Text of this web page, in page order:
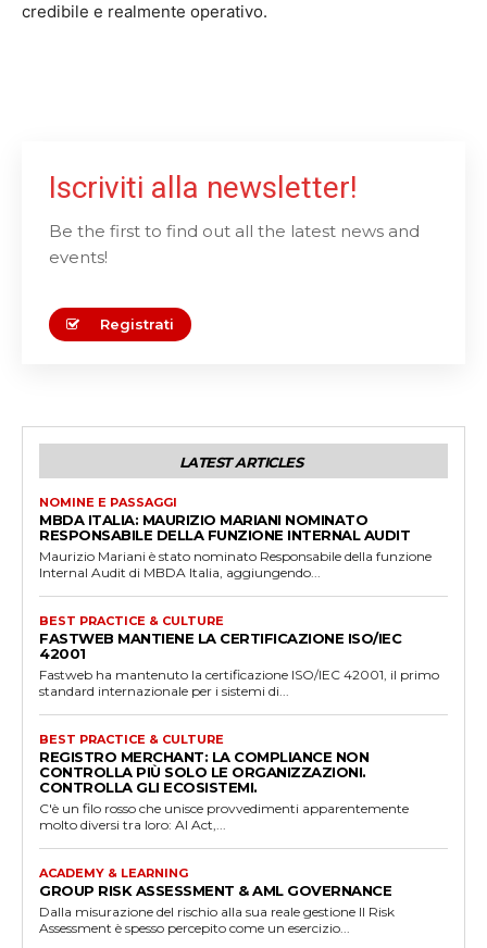
credibile e realmente operativo.
Iscriviti alla newsletter!
Be the first to find out all the latest news and
events!
Registrati
LATEST ARTICLES
NOMINE E PASSAGGI
MBDA ITALIA: MAURIZIO MARIANI NOMINATO
RESPONSABILE DELLA FUNZIONE INTERNAL AUDIT
Maurizio Mariani è stato nominato Responsabile della funzione
Internal Audit di MBDA Italia, aggiungendo...
BEST PRACTICE & CULTURE
FASTWEB MANTIENE LA CERTIFICAZIONE ISO/IEC
42001
Fastweb ha mantenuto la certificazione ISO/IEC 42001, il primo
standard internazionale per i sistemi di...
BEST PRACTICE & CULTURE
REGISTRO MERCHANT: LA COMPLIANCE NON
CONTROLLA PIÙ SOLO LE ORGANIZZAZIONI.
CONTROLLA GLI ECOSISTEMI.
C'è un filo rosso che unisce provvedimenti apparentemente
molto diversi tra loro: AI Act,...
ACADEMY & LEARNING
GROUP RISK ASSESSMENT & AML GOVERNANCE
Dalla misurazione del rischio alla sua reale gestione Il Risk
Assessment è spesso percepito come un esercizio...